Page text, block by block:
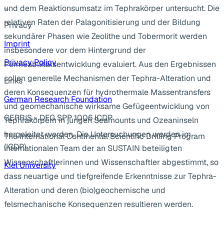
und dem Reaktionsumsatz im Tephrakörper untersucht. Die
relativen Raten der Palagonitisierung und der Bildung
sekundärer Phasen wie Zeolithe und Tobermorit werden
insbesondere vor dem Hintergrund der
Permeabilitätsentwicklung evaluiert. Aus den Ergebnissen
sollen generelle Mechanismen der Tephra-Alteration und
deren Konsequenzen für hydrothermale Massentransfers
und geomechanische wirksame Gefügeentwicklung von
Tephrakörpern in jungen Seamounts und Ozeaninseln
hergeleitet werden. Die Untersuchungen werden im
internationalen Team der an SUSTAIN beteiligten
Wissenschaftlerinnen und Wissenschaftler abgestimmt, so
dass neuartige und tiefgreifende Erkenntnisse zur Tephra-
Alteration und deren (bio)geochemische und
felsmechanische Konsequenzen resultieren werden.
...
Privacy
Imprint
Privacy Policy
Links
German Research Foundation
GEPRIS - DFG SPP 1006 ICDP
The International Continental Scientific Drilling Program
(ICDP)
Kiel University